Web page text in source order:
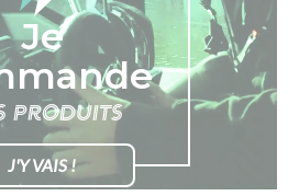
Je
produits
J'Y VAIS !